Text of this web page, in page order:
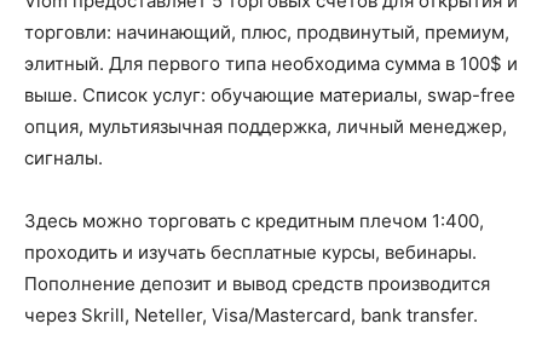
торговли: начинающий, плюс, продвинутый, премиум,
элитный. Для первого типа необходима сумма в 100$ и
выше. Список услуг: обучающие материалы, swap-free
опция, мультиязычная поддержка, личный менеджер,
сигналы.
Здесь можно торговать с кредитным плечом 1:400,
проходить и изучать бесплатные курсы, вебинары.
Пополнение депозит и вывод средств производится
через Skrill, Neteller, Visa/Mastercard, bank transfer.